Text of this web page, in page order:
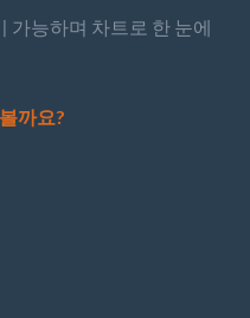
가능하며 차트로 한 눈에
까요?